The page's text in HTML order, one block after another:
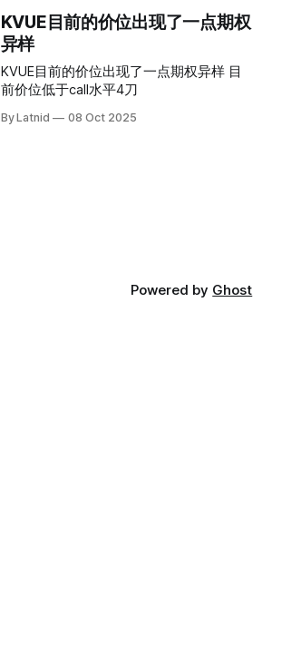
KVUE目前的价位出现了一点期权
异样
KVUE目前的价位出现了一点期权异样 目
前价位低于call水平4刀
By Latnid 08 Oct 2025
Powered by Ghost